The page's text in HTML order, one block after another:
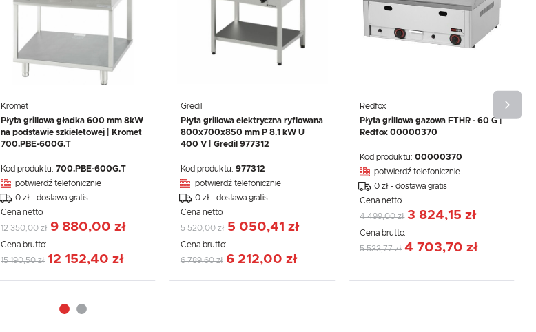
Kromet
Płyta grillowa gładka 600 mm 8kW
na podstawie szkieletowej | Kromet
700.PBE-600G.T
Kod produktu:700.PBE-600G.T
potwierdź telefonicznie
0 zł - dostawa gratis
Cena netto:
12 350,00 zł 9 880,00 zł
Cena brutto:
15 190,50 zł 12 152,40 zł
Gredil
Płyta grillowa elektryczna ryflowana
800x700x850 mm P 8.1 kW U
400 V | Gredil 977312
Kod produktu: 977312
potwierdź telefonicznie
0 zł - dostawa gratis
Cena netto:
5 520,00 zł 5 050,41 zł
Cena brutto:
6 789,60 zł 6 212,00 zł
Redfox
Płyta grillowa gazowa FTHR - 60 G |
Redfox 00000370
Kod produktu:00000370
potwierdź telefonicznie
0 zł - dostawa gratis
Cena netto:
4 499,00 zł 3 824,15 zł
Cena brutto:
5 533,77 zł 4 703,70 zł